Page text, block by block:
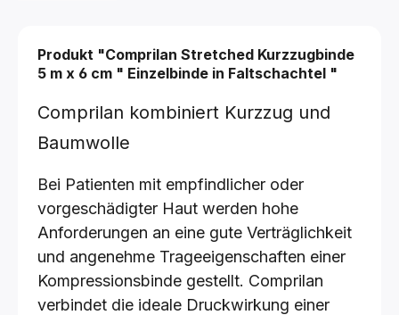
Produkt "Comprilan Stretched Kurzzugbinde
5 m x 6 cm " Einzelbinde in Faltschachtel "
Comprilan kombiniert Kurzzug und
Baumwolle
Bei Patienten mit empfindlicher oder
vorgeschädigter Haut werden hohe
Anforderungen an eine gute Verträglichkeit
und angenehme Trageeigenschaften einer
Kompressionsbinde gestellt. Comprilan
verbindet die ideale Druckwirkung einer